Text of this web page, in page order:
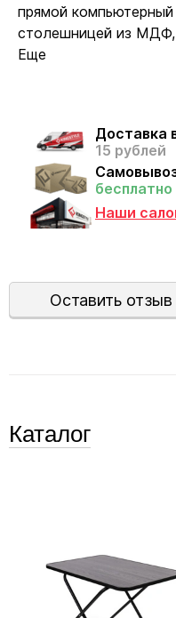
прямой
столешницей из МДФ,
Еще
Доставка
15 рублей
бесплатно
Наши
Оставить отзыв
Каталог